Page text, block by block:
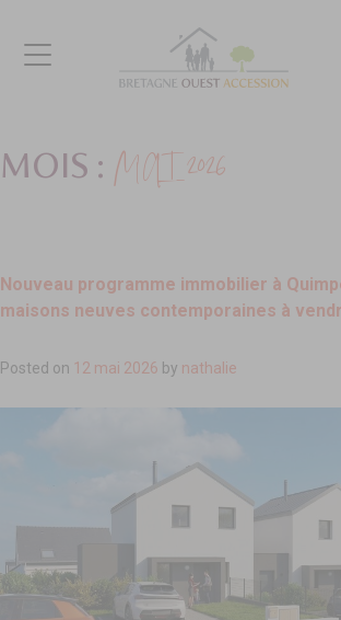
MOIS : MAI 2026
Nouveau programme immobilier à
maisons neuves contemporaines à
Posted on 12 mai 2026 by nathalie